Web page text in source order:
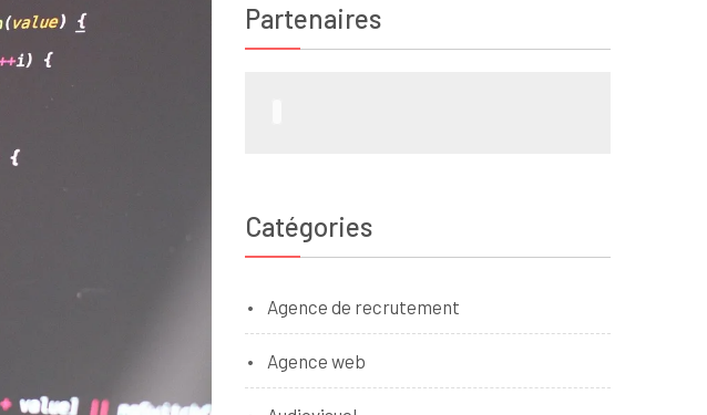
Partenaires
Catégories
Agence de recrutement
Agence web